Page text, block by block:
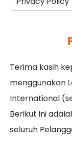
Terima kasih
menggunakan
International
Berikut ini
seluruh